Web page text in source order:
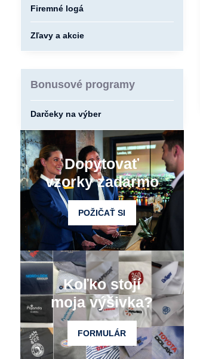
Firemné logá
Zľavy a akcie
Bonusové programy
Darčeky na výber
Dopytovať
vzorky zadarmo
POŽIČAŤ SI
Koľko stojí
moja výšivka?
FORMULÁR